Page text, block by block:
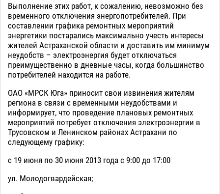
Выполнение этих работ, к сожалению, невозможно без
временного отключения энергопотребителей. При
составлении графика ремонтных мероприятий
энергетики постарались максимально учесть интересы
жителей Астраханской области и доставить им минимум
неудобств – электроэнергия будет отключаться
преимущественно в дневные часы, когда большинство
потребителей находится на работе.
ОАО «МРСК Юга» приносит свои извинения жителям
региона в связи с временными неудобствами и
информирует, что проведение плановых ремонтных
мероприятий потребует отключения электроэнергии в
Трусовском и Ленинском районах Астрахани по
следующему графику:
с 19 июня по 30 июня 2013 года с 9:00 до 17:00
ул. Молодогвардейская;